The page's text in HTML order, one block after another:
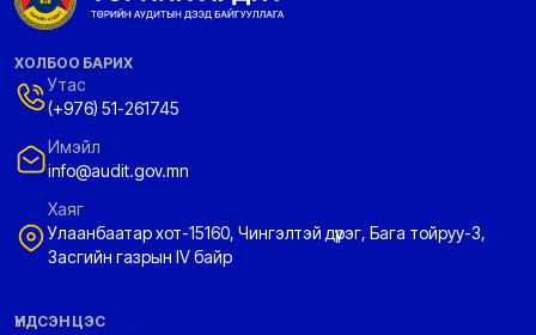
ХОЛБОО БАРИХ
Утас
(+976) 51-261745
Имэйл
info@audit.gov.mn
Хаяг
Улаанбаатар хот-15160, Чингэлтэй дүүрэг, Бага тойруу-3,
Засгийн газрын IV байр
ҮНДСЭН ЦЭС